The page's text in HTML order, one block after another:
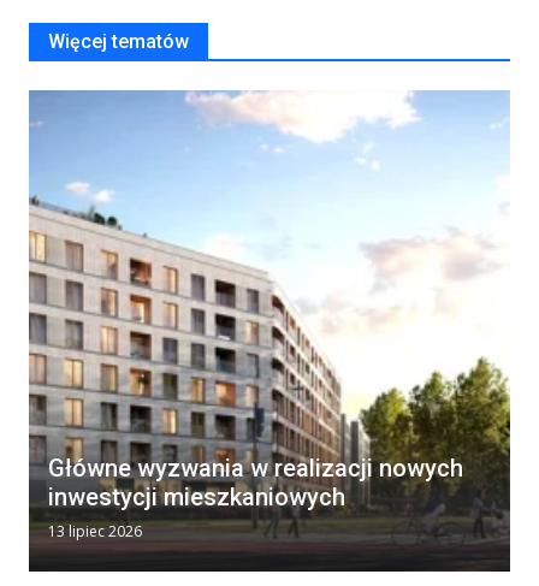
Więcej tematów
Główne wyzwania w realizacji nowych
inwestycji mieszkaniowych
13 lipiec 2026